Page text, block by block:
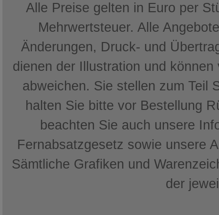
Alle Preise gelten in Euro per
Mehrwertsteuer. Alle
Änderungen, Druck- und
dienen der Illustration und
abweichen. Sie stellen zum Teil
halten Sie bitte vor Bestellung
beachten Sie auch unsere
Fernabsatzgesetz sowie unsere
Sämtliche Grafiken und
der